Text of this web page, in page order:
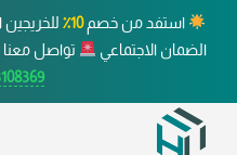
استفد من خصم10٪
الضمان الاجتماعي
تواصل